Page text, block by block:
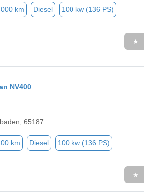
km Diesel 100 kw (136 PS)
★
NV400
65187
km Diesel 100 kw (136 PS)
★